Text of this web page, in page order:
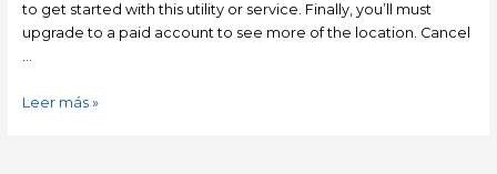
to get started with this utility or service. Finally, you’ll must
upgrade to a paid account to see more of the location. Cancel
…
Leer más »